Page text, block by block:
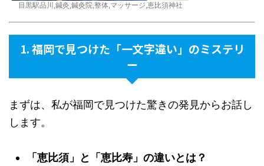
目黒駅品川,鍼灸,鍼灸院,整体,マッサージ,恵比須神社
1. 福岡で見つけた「一文字違い」のミステリ
ー
まずは、私が福岡で見つけた驚きの発見からお話し
します。
「恵比須」と「恵比寿」の違いとは？